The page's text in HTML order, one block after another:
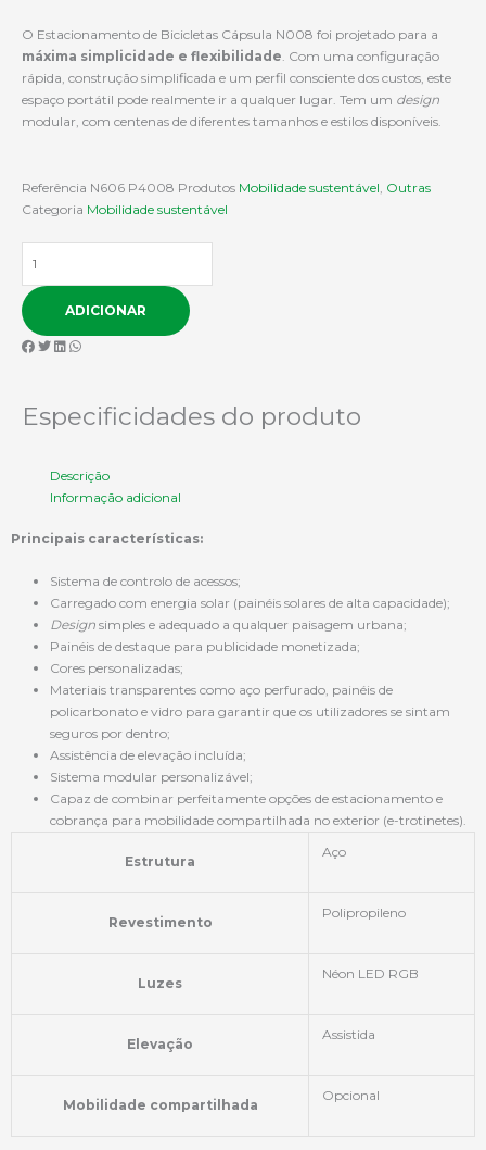
O Estacionamento de Bicicletas Cápsula N008 foi projetado para a
máxima simplicidade e flexibilidade . Com uma configuração
rápida, construção simplificada e um perfil consciente dos custos, este
espaço portátil pode realmente ir a qualquer lugar. Tem um design
modular, com centenas de diferentes tamanhos e estilos disponíveis.
Referência N606 P4008 Produtos Mobilidade sustentável Outras
Categoria Mobilidade sustentável
Estacionamento
de
Bicicletas
ADICIONAR
Especificidades do produto
Descrição
Informação adicional
Principais características:
Sistema de controlo de acessos;
Carregado com energia solar (painéis solares de alta capacidade);
Design simples e adequado a qualquer paisagem urbana;
Painéis de destaque para publicidade monetizada;
Cores personalizadas;
Materiais transparentes como aço perfurado, painéis de
policarbonato e vidro para garantir que os utilizadores se sintam
seguros por dentro;
Assistência de elevação incluída;
Sistema modular personalizável;
Capaz de combinar perfeitamente opções de estacionamento e
cobrança para mobilidade compartilhada no exterior (e-trotinetes).
Estrutura
Aço
Revestimento
Polipropileno
Luzes
Néon LED RGB
Elevação
Assistida
Mobilidade compartilhada
Opcional